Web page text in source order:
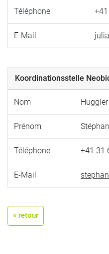
Téléphone
E-Mail
Koordinationsstelle
Nom Huggler
Prénom
Téléphone +41 31
E-Mail
« retour